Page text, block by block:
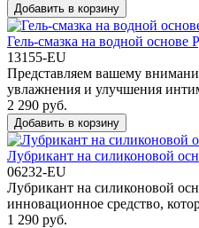
Добавить в корзину
Гель-смазка на водной основе
13155-EU
Представляем вашему
увлажнения и улучшения
2 290 руб.
Добавить в корзину
Лубрикант на силиконовой
06232-EU
Лубрикант на силиконовой
инновационное средство,
1 290 руб.